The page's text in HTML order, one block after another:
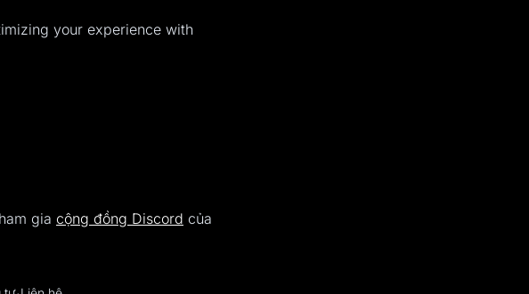
your experience with
gia cộng đồng Discord của